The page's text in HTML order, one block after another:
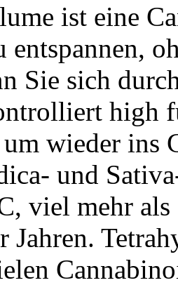
ist eine
Sie sich
high
wieder ins
und
viel mehr
Jahren.